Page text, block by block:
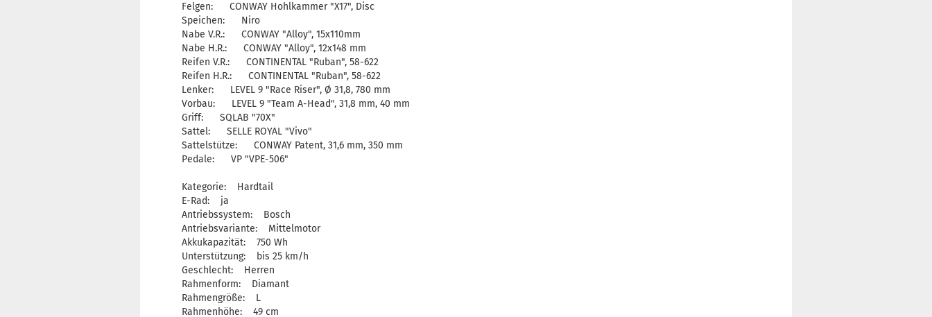
Felgen: CONWAY Hohlkammer "X17", Disc
Speichen: Niro
Nabe V.R.: CONWAY "Alloy", 15x110mm
Nabe H.R.: CONWAY "Alloy", 12x148 mm
Reifen V.R.: CONTINENTAL "Ruban", 58-622
Reifen H.R.: CONTINENTAL "Ruban", 58-622
Lenker: LEVEL 9 "Race Riser", Ø 31,8, 780 mm
Vorbau: LEVEL 9 "Team A-Head", 31,8 mm, 40 mm
Griff: SQLAB "70X"
Sattel: SELLE ROYAL "Vivo"
Sattelstütze: CONWAY Patent, 31,6 mm, 350 mm
Pedale: VP "VPE-506"
Kategorie: Hardtail
E-Rad: ja
Antriebssystem: Bosch
Antriebsvariante: Mittelmotor
Akkukapazität: 750 Wh
Unterstützung: bis 25 km/h
Geschlecht: Herren
Rahmenform: Diamant
Rahmengröße: L
Rahmenhöhe: 49 cm